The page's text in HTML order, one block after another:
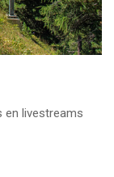
en livestreams